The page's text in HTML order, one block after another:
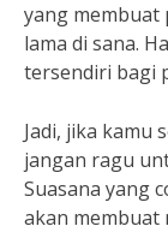
yang membuat
lama di sana.
tersendiri bagi
Jadi, jika kamu
jangan ragu
Suasana yang
akan membuat